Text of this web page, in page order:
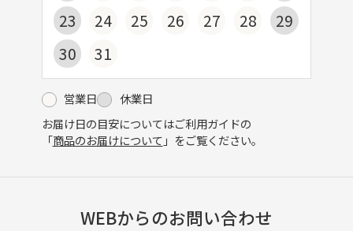
23
24 25 26 27 28
29
30
31
営業日
休業日
お届け日の目安についてはご利用ガイドの
「商品のお届けについて 」をご覧ください。
WEBからのお問い合わせ